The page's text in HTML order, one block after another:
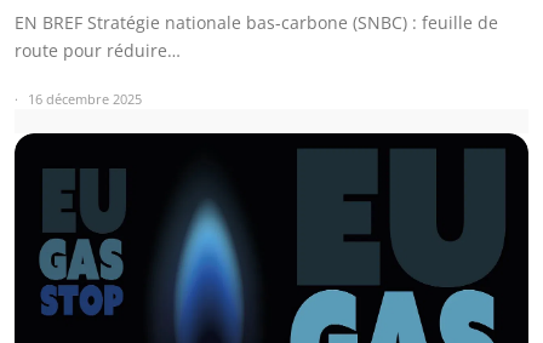
EN BREF Stratégie nationale bas-carbone (SNBC) : feuille de
route pour réduire…
16 décembre 2025